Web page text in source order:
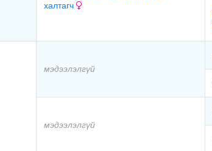
халтагч
мэдээлэлгүй
мэдээлэлгүй